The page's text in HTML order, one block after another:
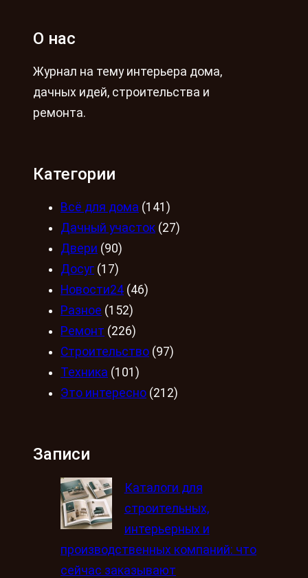
О нас
Журнал на тему интерьера дома,
дачных идей, строительства и
ремонта.
Категории
Всё для дома (141)
Дачный участок (27)
Двери (90)
Досуг (17)
Новости24 (46)
Разное (152)
Ремонт (226)
Строительство (97)
Техника (101)
Это интересно (212)
Записи
Каталоги для
строительных,
интерьерных и
производственных компаний: что
сейчас заказывают